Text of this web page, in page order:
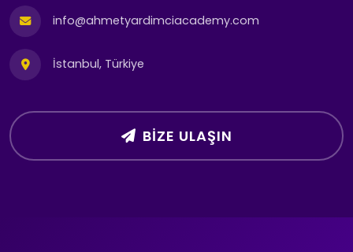
info@ahmetyardimciacademy.com
İstanbul, Türkiye
BIZE ULAŞIN